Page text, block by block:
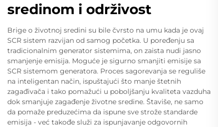
sredinom i održivost
Brige o životnoj sredini su bile čvrsto na umu kada je ovaj
SCR sistem razvijan od samog početka. U poređenju sa
tradicionalnim generator sistemima, on zaista nudi jasno
smanjenje emisija. Moguće je sigurno smanjiti emisije sa
SCR sistemom generatora. Proces sagorevanja se reguliše
na inteligentan način, ispuštajući što manje štetnih
zagađivača i tako pomažući u poboljšanju kvaliteta vazduha
dok smanjuje zagađenje životne sredine. Štaviše, ne samo
da pomaže preduzećima da ispune sve strože standarde
emisija - već takođe služi za ispunjavanje odgovornih